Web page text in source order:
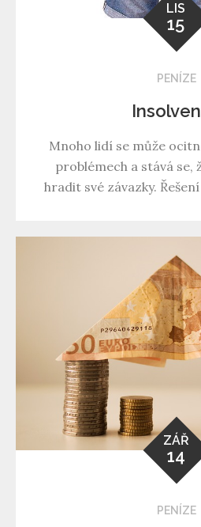
LIS
15
PENÍZE
Mnoho lidí se může
problémech a stává se,
hradit své závazky.
ZÁŘ
14
PENÍZE